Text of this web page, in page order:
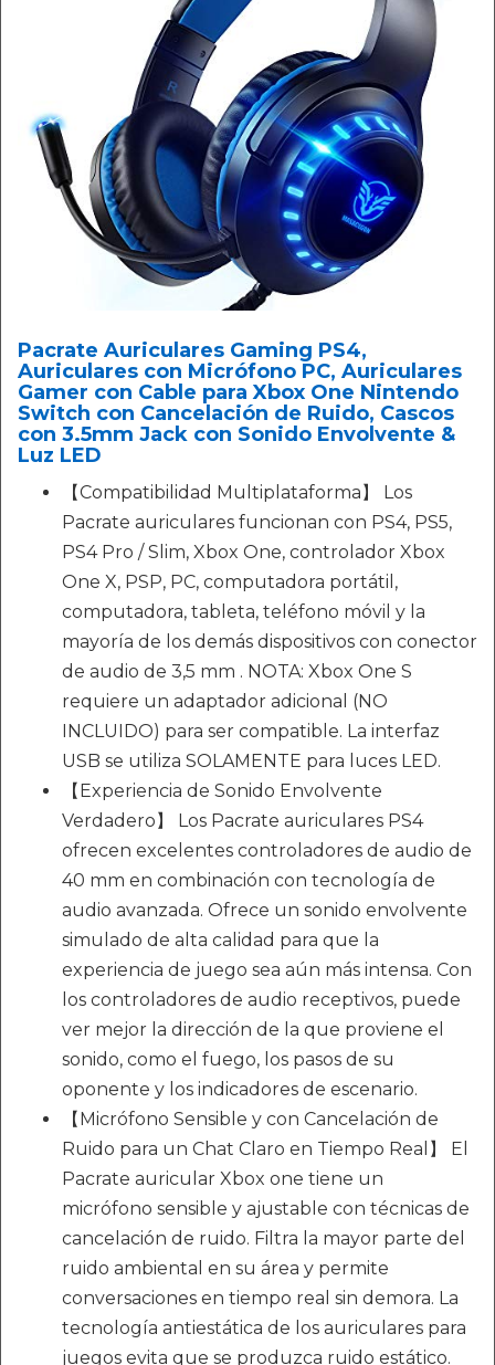
Pacrate Auriculares Gaming PS4,
Auriculares con Micrófono PC, Auriculares
Gamer con Cable para Xbox One Nintendo
Switch con Cancelación de Ruido, Cascos
con 3.5mm Jack con Sonido Envolvente &
Luz LED
【Compatibilidad Multiplataforma】 Los
Pacrate auriculares funcionan con PS4, PS5,
PS4 Pro / Slim, Xbox One, controlador Xbox
One X, PSP, PC, computadora portátil,
computadora, tableta, teléfono móvil y la
mayoría de los demás dispositivos con conector
de audio de 3,5 mm . NOTA: Xbox One S
requiere un adaptador adicional (NO
INCLUIDO) para ser compatible. La interfaz
USB se utiliza SOLAMENTE para luces LED.
【Experiencia de Sonido Envolvente
Verdadero】 Los Pacrate auriculares PS4
ofrecen excelentes controladores de audio de
40 mm en combinación con tecnología de
audio avanzada. Ofrece un sonido envolvente
simulado de alta calidad para que la
experiencia de juego sea aún más intensa. Con
los controladores de audio receptivos, puede
ver mejor la dirección de la que proviene el
sonido, como el fuego, los pasos de su
oponente y los indicadores de escenario.
【Micrófono Sensible y con Cancelación de
Ruido para un Chat Claro en Tiempo Real】 El
Pacrate auricular Xbox one tiene un
micrófono sensible y ajustable con técnicas de
cancelación de ruido. Filtra la mayor parte del
ruido ambiental en su área y permite
conversaciones en tiempo real sin demora. La
tecnología antiestática de los auriculares para
juegos evita que se produzca ruido estático.